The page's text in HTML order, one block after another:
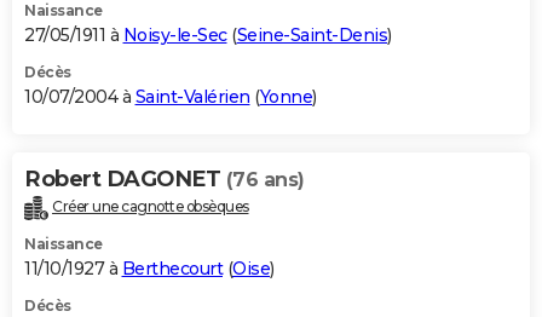
Naissance
27/05/1911 à Noisy-le-Sec(Seine-Saint-Denis)
Décès
10/07/2004 à Saint-Valérien (Yonne)
Robert DAGONET (76 ans)
Créer une cagnotte obsèques
Naissance
11/10/1927 à Berthecourt(Oise)
Décès